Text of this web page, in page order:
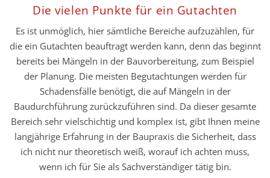
Die vielen Punkte für ein Gutachten
Es ist unmöglich, hier sämtliche Bereiche aufzuzählen, für
die ein Gutachten beauftragt werden kann, denn das beginnt
bereits bei Mängeln in der Bauvorbereitung, zum Beispiel
der Planung. Die meisten Begutachtungen werden für
Schadensfälle benötigt, die auf Mängeln in der
Baudurchführung zurückzuführen sind. Da dieser gesamte
Bereich sehr vielschichtig und komplex ist, gibt Ihnen meine
langjährige Erfahrung in der Baupraxis die Sicherheit, dass
ich nicht nur theoretisch weiß, worauf ich achten muss,
wenn ich für Sie als Sachverständiger tätig bin.